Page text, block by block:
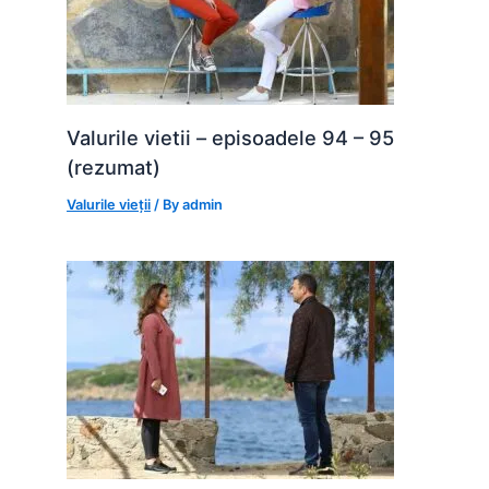
Valurile vietii – episoadele 94 – 95
(rezumat)
Valurile vieții / Byadmin